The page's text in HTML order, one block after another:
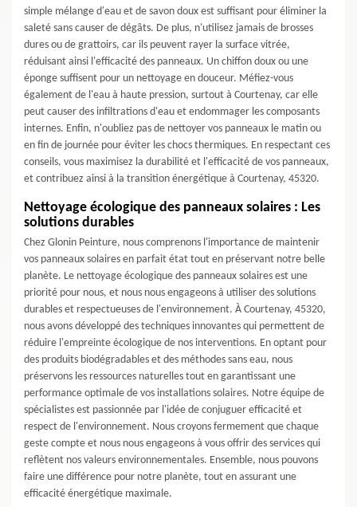
simple mélange d'eau et de savon doux est suffisant pour éliminer la
saleté sans causer de dégâts. De plus, n'utilisez jamais de brosses
dures ou de grattoirs, car ils peuvent rayer la surface vitrée,
réduisant ainsi l'efficacité des panneaux. Un chiffon doux ou une
éponge suffisent pour un nettoyage en douceur. Méfiez-vous
également de l'eau à haute pression, surtout à Courtenay, car elle
peut causer des infiltrations d'eau et endommager les composants
internes. Enfin, n'oubliez pas de nettoyer vos panneaux le matin ou
en fin de journée pour éviter les chocs thermiques. En respectant ces
conseils, vous maximisez la durabilité et l'efficacité de vos panneaux,
et contribuez ainsi à la transition énergétique à Courtenay, 45320.
Nettoyage écologique des panneaux solaires : Les
solutions durables
Chez Glonin Peinture, nous comprenons l'importance de maintenir
vos panneaux solaires en parfait état tout en préservant notre belle
planète. Le nettoyage écologique des panneaux solaires est une
priorité pour nous, et nous nous engageons à utiliser des solutions
durables et respectueuses de l'environnement. À Courtenay, 45320,
nous avons développé des techniques innovantes qui permettent de
réduire l'empreinte écologique de nos interventions. En optant pour
des produits biodégradables et des méthodes sans eau, nous
préservons les ressources naturelles tout en garantissant une
performance optimale de vos installations solaires. Notre équipe de
spécialistes est passionnée par l'idée de conjuguer efficacité et
respect de l'environnement. Nous croyons fermement que chaque
geste compte et nous nous engageons à vous offrir des services qui
reflètent nos valeurs environnementales. Ensemble, nous pouvons
faire une différence pour notre planète, tout en assurant une
efficacité énergétique maximale.